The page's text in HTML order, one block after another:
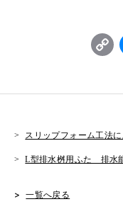
スリップフォーム工法
L型排水桝用ふた 排水
一覧へ戻る